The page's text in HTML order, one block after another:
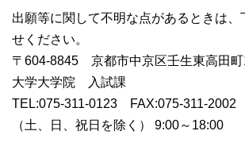
出願等に関して不明な点があるときは、
せください。
〒604-8845 京都市中京区壬生東高田
大学大学院 入試課
TEL:075-311-0123 FAX:075-311-2002
（土、日、祝日を除く） 9:00～18:00